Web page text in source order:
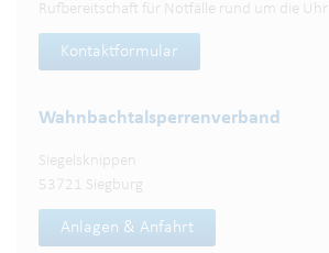
Rufbereitschaft für Notfälle rund um die Uhr
Kontaktformular
Wahnbachtalsperren­verband
Siegelsknippen
53721 Siegburg
Anlagen & Anfahrt